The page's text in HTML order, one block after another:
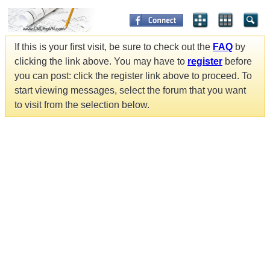
If this is your first visit, be sure to check out the FAQ by
clicking the link above. You may have to register before
you can post: click the register link above to proceed. To
start viewing messages, select the forum that you want
to visit from the selection below.